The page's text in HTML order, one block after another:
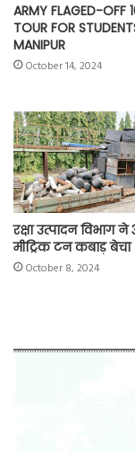
ARMY FLAGED-OFF
TOUR FOR
MANIPUR
October 14, 2024
रक्षा उत्पादन विभाग ने
मीट्रिक टन कबाड़ बेचा
October 8, 2024